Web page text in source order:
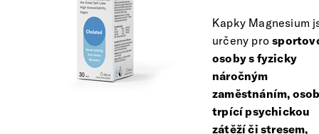
Kapky Magnesium
určeny pro
osoby s fyzicky
náročným
zaměstnáním,
trpící psychickou
zátěží či stresem,